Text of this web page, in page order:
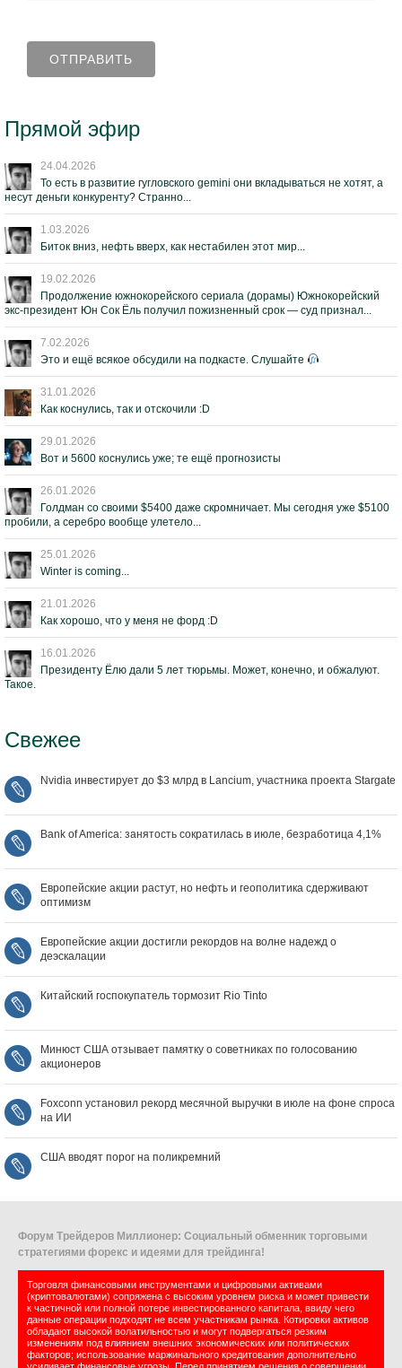
Прямой эфир
24.04.2026
То есть в развитие гугловского gemini они вкладываться не хотят, а
несут деньги конкуренту? Странно...
1.03.2026
Биток вниз, нефть вверх, как нестабилен этот мир...
19.02.2026
Продолжение южнокорейского сериала (дорамы) Южнокорейский
экс-президент Юн Сок Ёль получил пожизненный срок — суд признал...
7.02.2026
Это и ещё всякое обсудили на подкасте. Слушайте
31.01.2026
Как коснулись, так и отскочили :D
29.01.2026
Вот и 5600 коснулись уже; те ещё прогнозисты
26.01.2026
Голдман со своими $5400 даже скромничает. Мы сегодня уже $5100
пробили, а серебро вообще улетело...
25.01.2026
Winter is coming...
21.01.2026
Как хорошо, что у меня не форд :D
16.01.2026
Президенту Ёлю дали 5 лет тюрьмы. Может, конечно, и обжалуют.
Такое.
Свежее
Nvidia инвестирует до $3 млрд в Lancium, участника проекта Stargate
Bank of America: занятость сократилась в июле, безработица 4,1%
Европейские акции растут, но нефть и геополитика сдерживают
оптимизм
Европейские акции достигли рекордов на волне надежд о
деэскалации
Китайский госпокупатель тормозит Rio Tinto
Минюст США отзывает памятку о советниках по голосованию
акционеров
Foxconn установил рекорд месячной выручки в июле на фоне спроса
на ИИ
США вводят порог на поликремний
Форум Трейдеров Миллионер: Социальный обменник торговыми
стратегиями форекс и идеями для трейдинга!
Торговля финансовыми инструментами и цифровыми активами
(криптовалютами) сопряжена с высоким уровнем риска и может привести
к частичной или полной потере инвестированного капитала, ввиду чего
данные операции подходят не всем участникам рынка. Котировки активов
обладают высокой волатильностью и могут подвергаться резким
изменениям под влиянием внешних экономических или политических
факторов; использование маржинального кредитования дополнительно